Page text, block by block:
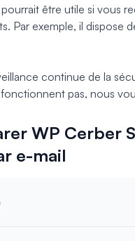
être utile si vous
Par exemple, il dispose
continue de la
pas, nous
WP Cerber
e-mail